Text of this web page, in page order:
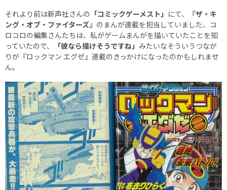
それより前は新声社さんの 「コミックゲーメスト」 にて、
『ザ・キ
ング・オブ・ファイターズ』 のまんが連載を担当していました、コ
ロコロの編集さんたちは、私がゲームまんがを描いていたことを知
っていたので、
「彼なら描けそうですね」 みたいなそういうつなが
りが『ロックマン エグゼ』連載のきっかけになったのかもしれませ
ん。